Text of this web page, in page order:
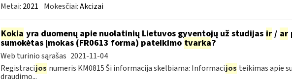
Metai: 2021 Mokesčiai:Akcizai
Kokia yra duomenų apie nuolatinių Lietuvos gyventojų už studijas ir/ ar
sumokėtas įmokas (FR0613 forma) pateikimo tvarka?
Web turinio sąrašas 2021-11-04
Registracijos numeris KM0815 Ši informacija skelbiama: Informacijos teikimas apie
draudimo...